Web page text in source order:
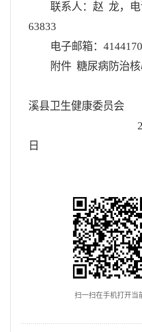
联系人： 赵 龙，
63833
电子邮箱：
附件 糖尿病防治
溪县卫生健康委员会
日
扫一扫在手机打开当